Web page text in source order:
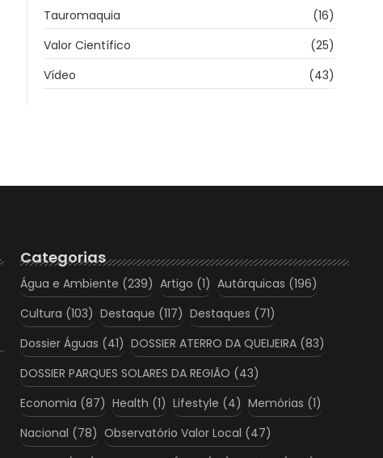
Tauromaquia
(16)
Valor Científico
(25)
Vídeo
(43)
Categorias
Água e Ambiente (239) Artigo (1) Autárquicas (196)
Cultura (103) Destaque (117) Destaques (71)
Dossier Águas (41) DOSSIER ATERRO DA QUEIJEIRA (83)
DOSSIER PARQUES SOLARES DA REGIÃO (43)
Economia (87) Health (1) Lifestyle (4) Memórias (1)
Nacional (78) Observatório Valor Local (47)